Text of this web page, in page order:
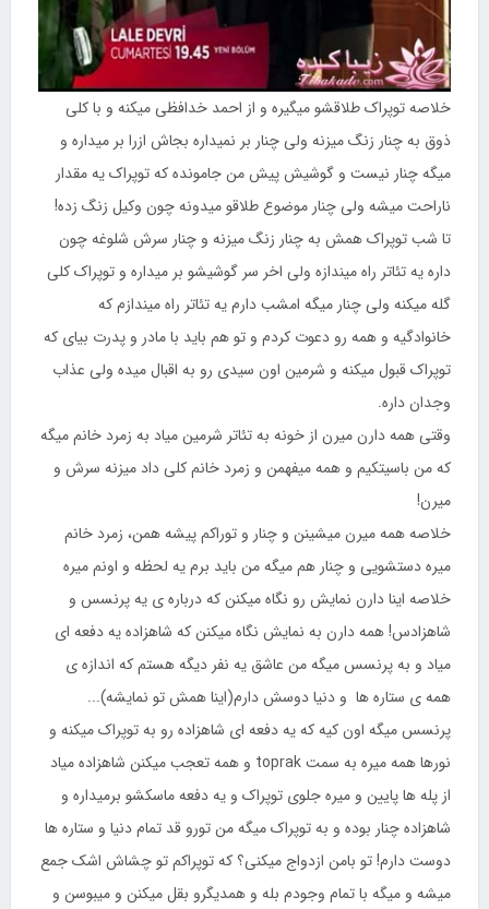
خلاصه توپراک طلاقشو میگیره و از احمد خدافظی میکنه و با کلی
ذوق به چنار زنگ میزنه ولی چنار بر نمیداره بجاش ازرا بر میداره و
میگه چنار نیست و گوشیش پیش من جامونده که توپراک یه مقدار
ناراحت میشه ولی چنار موضوع طلاقو میدونه چون وکیل زنگ زده!
تا شب توپراک همش به چنار زنگ میزنه و چنار سرش شلوغه چون
داره یه تئاتر راه میندازه ولی اخر سر گوشیشو بر میداره و توپراک کلی
گله میکنه ولی چنار میگه امشب دارم یه تئاتر راه میندازم که
خانوادگیه و همه رو دعوت کردم و تو هم باید با مادر و پدرت بیای که
توپراک قبول میکنه و شرمین اون سیدی رو به اقبال میده ولی عذاب
وجدان داره.
وقتی همه دارن میرن از خونه به تئاتر شرمین میاد به زمرد خانم میگه
که من باسیتکیم و همه میفهمن و زمرد خانم کلی داد میزنه سرش و
میرن!
خلاصه همه میرن میشینن و چنار و توراکم پیشه همن، زمرد خانم
میره دستشویی و چنار هم میگه من باید برم یه لحظه و اونم میره
خلاصه اینا دارن نمایش رو نگاه میکنن که درباره ی یه پرنسس و
شاهزادس! همه دارن به نمایش نگاه میکنن که شاهزاده یه دفعه ای
میاد و به پرنسس میگه من عاشق یه نفر دیگه هستم که اندازه ی
همه ی ستاره ها و دنیا دوسش دارم(اینا همش تو نمایشه)...
پرنسس میگه اون کیه که یه دفعه ای شاهزاده رو به توپراک میکنه و
نورها همه میره به سمت toprak و همه تعجب میکنن شاهزاده میاد
از پله ها پایین و میره جلوی توپراک و یه دفعه ماسکشو برمیداره و
شاهزاده چنار بوده و به توپراک میگه من تورو قد تمام دنیا و ستاره ها
دوست دارم! تو بامن ازدواج میکنی؟ که توپراکم تو چشاش اشک جمع
میشه و میگه با تمام وجودم بله و همدیگرو بقل میکنن و میبوسن و